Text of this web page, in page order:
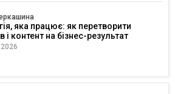
яка працює: як перетворити
і контент на бізнес-результат